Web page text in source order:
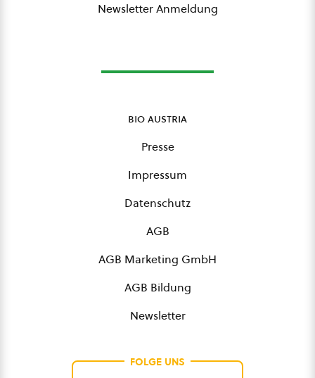
Newsletter Anmeldung
bio austria
Presse
Impressum
Datenschutz
AGB
AGB Marketing GmbH
AGB Bildung
Newsletter
FOLGE UNS